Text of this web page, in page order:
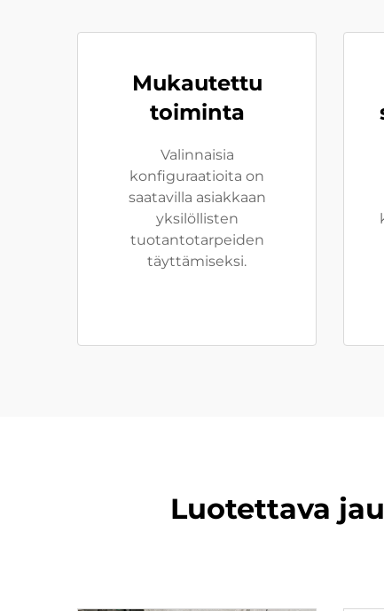
Mukautettu
toiminta
Valinnaisia
konfiguraatioita on
saatavilla asiakkaan
yksilöllisten
tuotantotarpeiden
täyttämiseksi.
Luotettava